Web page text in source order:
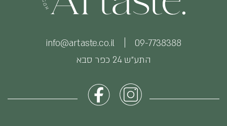
התע״ש 24 כפר סבא
09-7738388
info@artaste.co.il